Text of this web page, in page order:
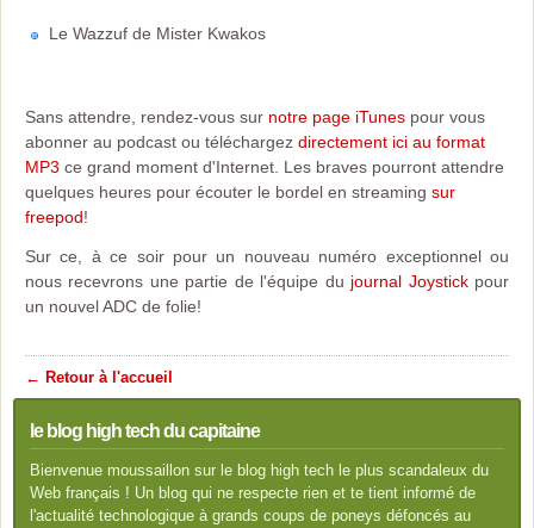
Le Wazzuf de Mister Kwakos
Sans attendre, rendez-vous sur notre page iTunes pour vous
abonner au podcast ou téléchargez directement ici au format
MP3 ce grand moment d'Internet. Les braves pourront attendre
quelques heures pour écouter le bordel en streaming sur
freepod!
Sur ce, à ce soir pour un nouveau numéro exceptionnel ou
nous recevrons une partie de l'équipe du journal Joystickpour
un nouvel ADC de folie!
← Retour à l'accueil
le blog high tech du capitaine
Bienvenue moussaillon sur le blog high tech le plus scandaleux du
Web français ! Un blog qui ne respecte rien et te tient informé de
l'actualité technologique à grands coups de poneys défoncés au